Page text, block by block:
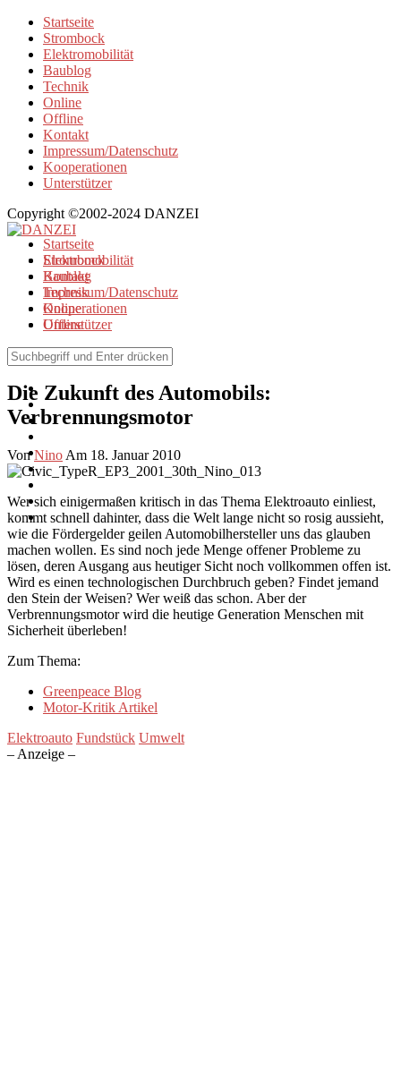
Startseite
Strombock
Elektromobilität
Baublog
Technik
Online
Offline
Kontakt
Impressum/Datenschutz
Kooperationen
Unterstützer
Copyright ©2002-2024 DANZEI
Startseite
Strombock
Kontakt
Impressum/Datenschutz
Kooperationen
Unterstützer
Elektromobilität
Baublog
Technik
Online
Offline
Elektromobilität
Die Zukunft des Automobils:
Verbrennungsmotor
VonNino Am 18. Januar 2010
Wer sich einigermaßen kritisch in das Thema Elektroauto einliest,
kommt schnell dahinter, dass die Welt lange nicht so rosig aussieht,
wie die Fördergelder geilen Automobilhersteller uns das glauben
machen wollen. Es sind noch jede Menge offener Probleme zu
lösen, deren Ausgang aus heutiger Sicht noch vollkommen offen ist.
Wird es einen technologischen Durchbruch geben? Findet jemand
den Stein der Weisen? Wer weiß das schon. Aber der
Verbrennungsmotor wird die heutige Generation Menschen mit
Sicherheit überleben!
Zum Thema:
Greenpeace Blog
Motor-Kritik Artikel
Elektroauto Fundstück Umwelt
– Anzeige –